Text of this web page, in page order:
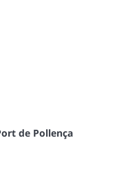
de Pollença